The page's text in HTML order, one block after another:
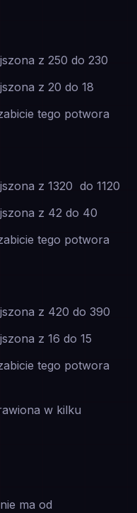
z 250 do 230
z 20 do 18
tego potwora
z 1320 do 1120
z 42 do 40
tego potwora
z 420 do 390
z 16 do 15
tego potwora
w kilku
ma od